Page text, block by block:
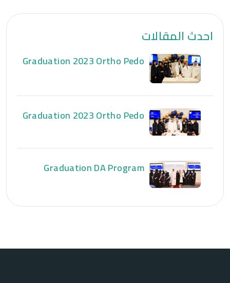
احدث المقالات
Graduation 2023 Ortho Pedo
Graduation 2023 Ortho Pedo
Graduation DA Program